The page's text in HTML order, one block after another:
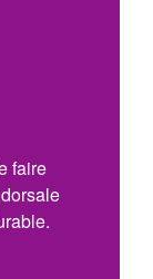
faire